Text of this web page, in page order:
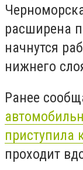
расширена
начнутся
нижнего
Ранее
приступила
проходит